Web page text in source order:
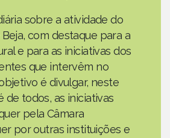
sobre a atividade do
com destaque para a
e para as iniciativas dos
que intervêm no
é divulgar, neste
de todos, as iniciativas
pela Câmara
por outras instituições e